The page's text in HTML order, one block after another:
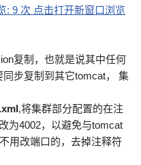
复制，也就是说其中任何
步复制到其它tomcat， 集
,将集群部分配置的在注
为4002，以避免与tomcat
用改端口的，去掉注释符